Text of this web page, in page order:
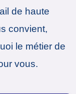
de haute
convient,
le métier de
vous.